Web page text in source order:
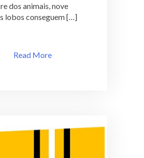
dos animais, nove
lobos conseguem […]
Read More